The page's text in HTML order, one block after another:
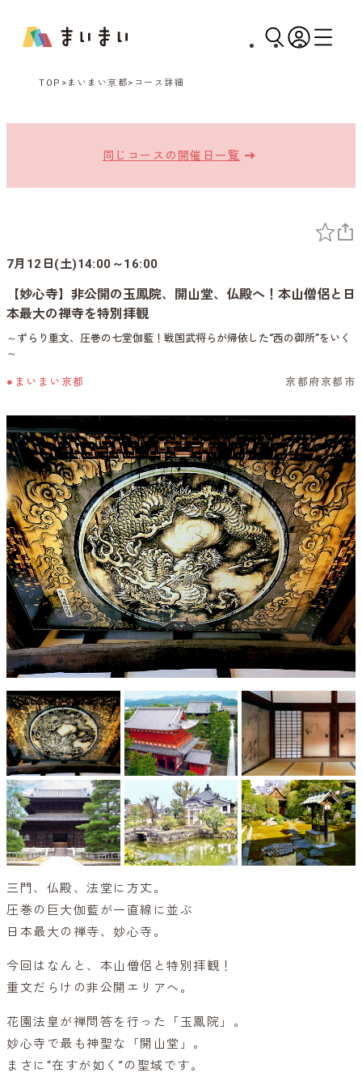
TOP まいまい京都 コース詳細
同じコースの開催日一覧
7月12日(土)14:00～16:00
【妙心寺】非公開の玉鳳院、開山堂、仏殿へ！本山僧侶と日
本最大の禅寺を特別拝観
～ずらり重文、圧巻の七堂伽藍！戦国武将らが帰依した“西の御所”をいく
～
●まいまい京都 京都府京都市
三門、仏殿、法堂に方丈。
圧巻の巨大伽藍が一直線に並ぶ
日本最大の禅寺、妙心寺。
今回はなんと、本山僧侶と特別拝観！
重文だらけの非公開エリアへ。
花園法皇が禅問答を行った「玉鳳院」。
妙心寺で最も神聖な「開山堂」。
まさに“在すが如く”の聖域です。